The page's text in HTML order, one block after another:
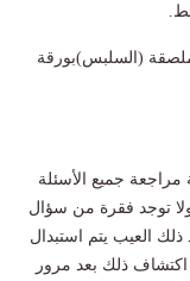
(السلبس)بورقة
مراجعة جميع الأسئلة
ولا توجد فقرة من سؤال
العيب يتم استبدال
اكتشاف ذلك بعد مرور